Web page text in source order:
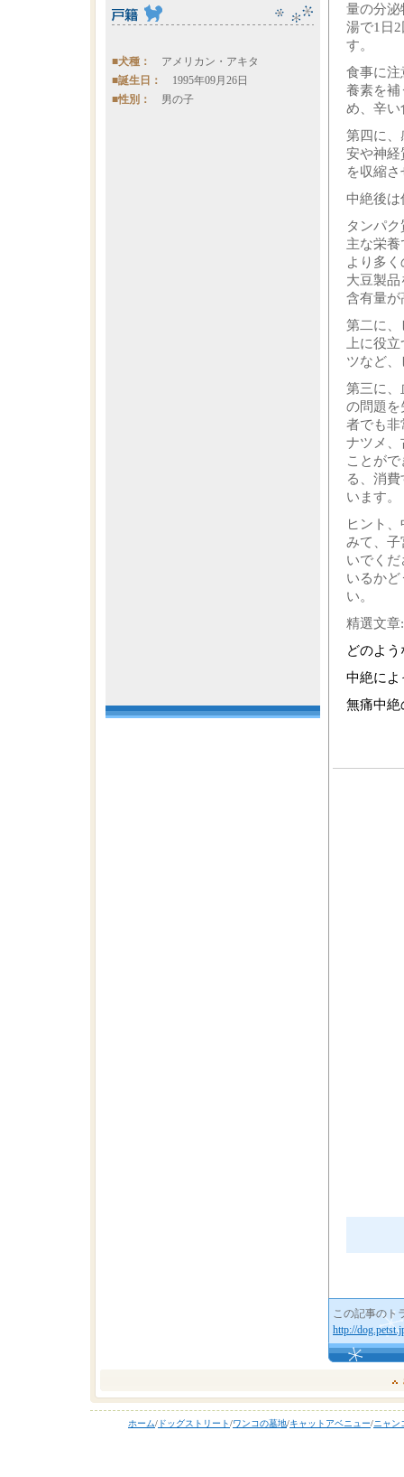
■犬種： アメリカン・アキタ
■誕生日： 1995年09月26日
■性別： 男の子
量の分泌
湯で1日
す。
食事に注
養素を補
め、辛い
第四に、
安や神経
を収縮
中絶後は
タンパ
主な栄
より多
大豆製
含有量が
第二に、
上に役立
ツなど
第三に、
の問題を
者でも非
ナツメ、
ことが
る、消
います。
ヒント
みて、子
いでく
いるか
い。
精選文章:
どのよ
中絶によ
無痛中絶
この記事のト
http://
ホーム/ ドッグストリート/ワンコの墓地/キャットアベニュー/ニャン